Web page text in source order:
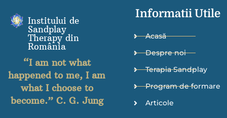
Institului de
Sandplay
Therapy din
România
“I am not what
happened to me, I am
what I choose to
become.” C. G. Jung
Informatii Utile
Acasă
Despre noi
Terapia Sandplay
Program de formare
Articole